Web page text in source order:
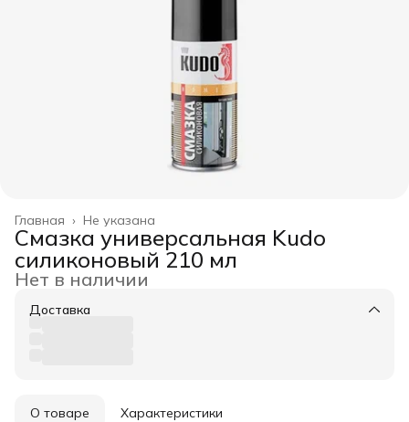
Не указана
Главная ›
Смазка универсальная Kudo
силиконовый 210 мл
Нет в наличии
Доставка
О товаре Характеристики